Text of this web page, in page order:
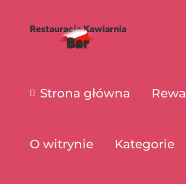
Strona główna Rewa
O witrynie Kategorie